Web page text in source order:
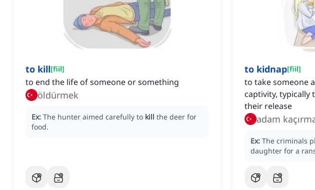
to kill[fiil]
to end the life of someone or something
öldürmek
Ex: The hunter aimed carefully to kill the deer for
food.
to kidnap[fiil]
to take someone
captivity,
their release
adam
Ex: The criminals
daughter for a